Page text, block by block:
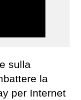
sulla
la
per Internet